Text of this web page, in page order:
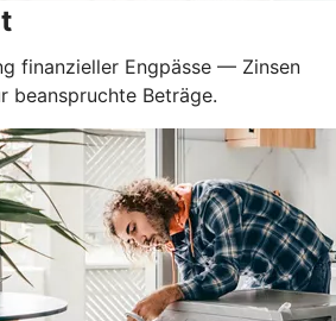
finanzieller Engpässe — Zinsen
beanspruchte Beträge.